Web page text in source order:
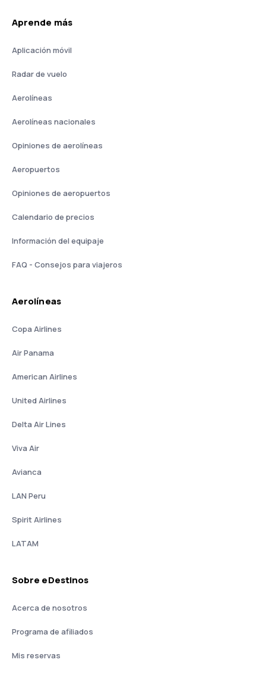
Aprende más
Aplicación móvil
Radar de vuelo
Aerolíneas
Aerolíneas nacionales
Opiniones de aerolíneas
Aeropuertos
Opiniones de aeropuertos
Calendario de precios
Información del equipaje
FAQ - Consejos para viajeros
Aerolíneas
Copa Airlines
Air Panama
American Airlines
United Airlines
Delta Air Lines
Viva Air
Avianca
LAN Peru
Spirit Airlines
LATAM
Sobre eDestinos
Acerca de nosotros
Programa de afiliados
Mis reservas